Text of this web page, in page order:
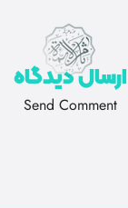
ارسال دیدگاه
Send Comment